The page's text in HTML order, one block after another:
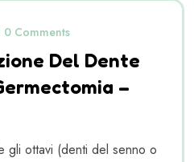
0 Comments
Del Dente
–
gli ottavi (denti del senno o